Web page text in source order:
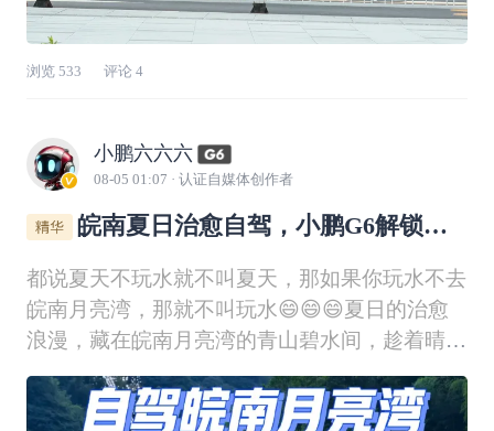
浏览 533 评论 4
小鹏六六六
08-05 01:07 · 认证自媒体创作者
皖南夏日治愈自驾，小鹏G6解锁溪
都说夏天不玩水就不叫夏天，那如果你玩水不去
皖南月亮湾，那就不叫玩水😄😄😄夏日的治愈
浪漫，藏在皖南月亮湾的青山碧水间，趁着晴好
天气，我开着小鹏G6🚗，带着家人奔赴这场山
⛰️野溪水之约，沉浸式解锁夏日玩水🔫乐趣，